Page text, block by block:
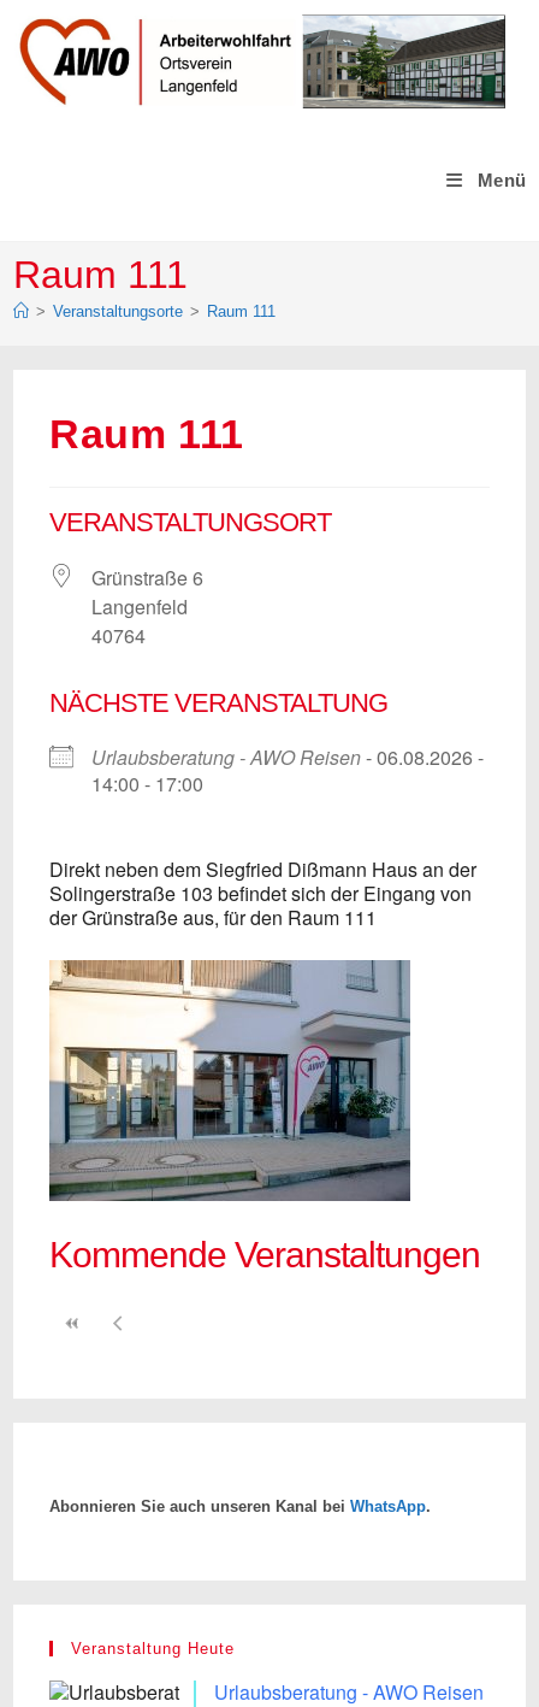
Inhalt
springen
Menü
Raum 111
> Veranstaltungsorte > Raum 111
Raum 111
VERANSTALTUNGSORT
Grünstraße 6
Langenfeld
40764
NÄCHSTE VERANSTALTUNG
Urlaubsberatung - AWO Reisen- 06.08.2026 -
14:00 - 17:00
Direkt neben dem Siegfried Dißmann Haus an der
Solingerstraße 103 befindet sich der Eingang von
der Grünstraße aus, für den Raum 111
Kommende Veranstaltungen
Abonnieren Sie auch unseren Kanal beiWhatsApp.
Veranstaltung Heute
Urlaubsberatung - AWO Reisen